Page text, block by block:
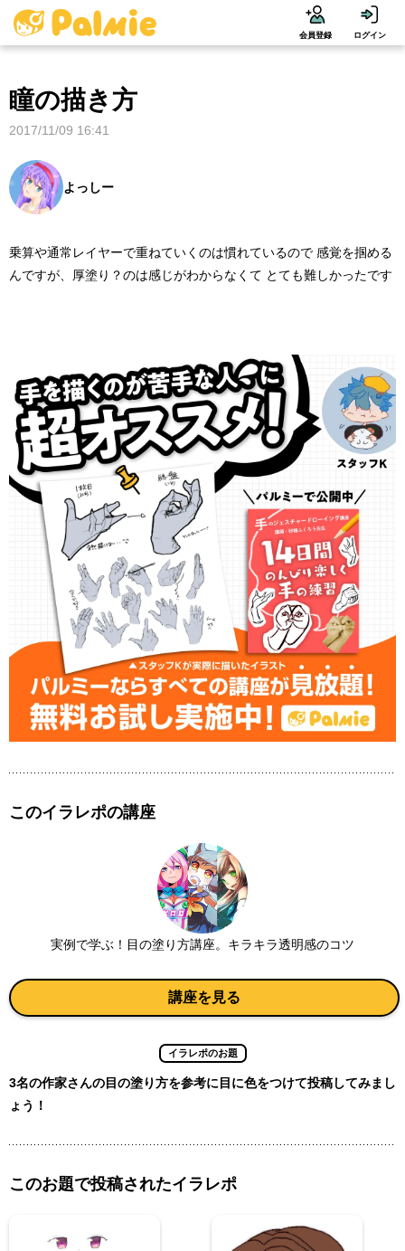
会員登録 ログイン
瞳の描き方
2017/11/09 16:41
よっしー
乗算や通常レイヤーで重ねていくのは慣れているので 感覚を掴める
んですが、厚塗り？のは感じがわからなくて とても難しかったです
このイラレポの講座
実例で学ぶ！目の塗り方講座。キラキラ透明感のコツ
講座を見る
イラレポのお題
3名の作家さんの目の塗り方を参考に目に色をつけて投稿してみまし
ょう！
このお題で投稿されたイラレポ